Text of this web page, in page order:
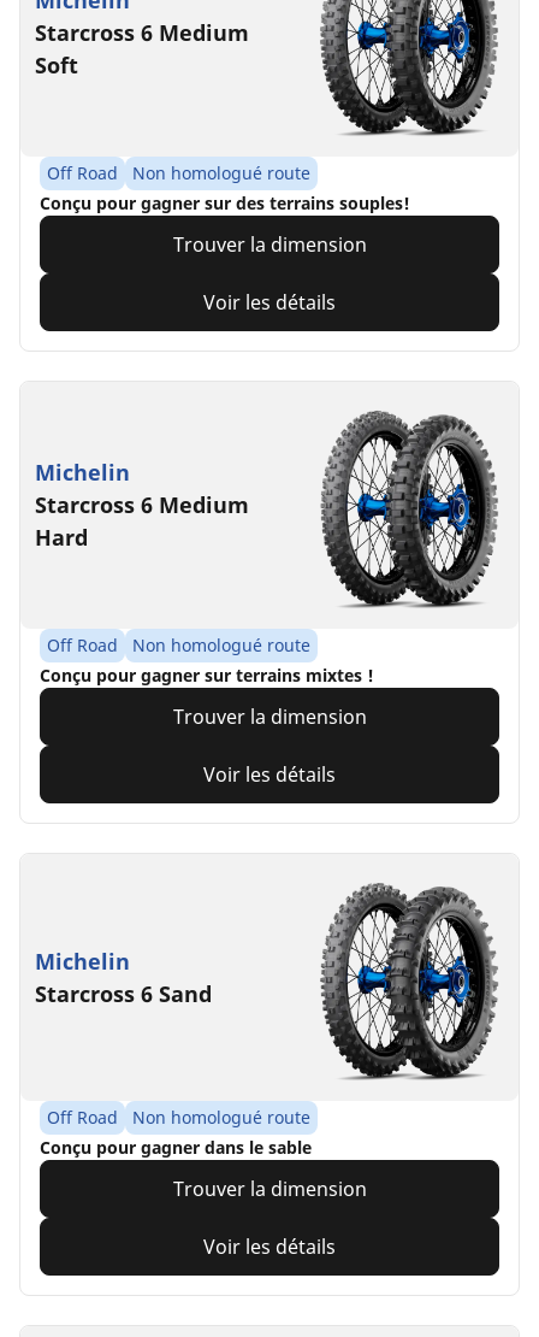
Starcross 6 Medium
Soft
Off Road
Non homologué route
Conçu pour gagner sur des terrains souples!
Trouver la dimension
Voir les détails
Michelin
Starcross 6 Medium
Hard
Off Road
Non homologué route
Conçu pour gagner sur terrains mixtes !
Trouver la dimension
Voir les détails
Michelin
Starcross 6 Sand
Off Road
Non homologué route
Conçu pour gagner dans le sable
Trouver la dimension
Voir les détails